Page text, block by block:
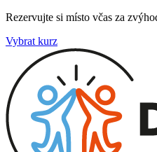
Rezervujte si místo včas za
Vybrat kurz